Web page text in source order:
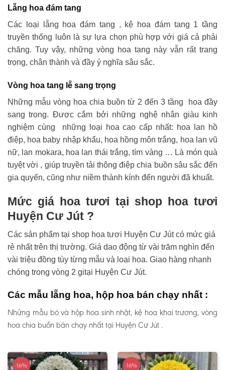
Lẵng hoa đám tang
Các loại lẵng hoa đám tang , kệ hoa đám tang 1 tầng
truyền thống luôn là sự lựa chọn phù hợp với giá cả phải
chăng. Tuy vậy, những vòng hoa tang này vẫn rất trang
trọng, chân thành và đầy ý nghĩa sâu sắc.
Vòng hoa tang lễ sang trọng
Những mẫu vòng hoa chia buồn từ 2 đến 3 tầng hoa đầy
sang trọng. Được cắm bởi những nghệ nhân giàu kinh
nghiệm cùng những loại hoa cao cấp nhất: hoa lan hồ
điệp, hoa baby nhập khẩu, hoa hồng môn trắng, hoa lan vũ
nữ, lan mokara, hoa lan thái trắng, tím vàng … Là món quà
tuyệt vời , giúp truyền tải thông điệp chia buồn sâu sắc đến
gia quyến, cũng như niềm thành kính đến người đã khuất.
Mức giá hoa tươi tại shop hoa tươi
Huyện Cư Jút ?
Các sản phẩm tại shop hoa tươi Huyện Cư Jút có mức giá
rẻ nhất trên thị trường. Giá dao động từ vài trăm nghìn đến
vài triệu đồng tùy từng mẫu và loại hoa. Giao hàng nhanh
chóng trong vòng 2 gitại Huyện Cư Jút.
Các mẫu lẵng hoa, hộp hoa bán chạy nhất :
Những mẫu bó và hộp hoa sinh nhật, kệ hoa khai trương, vòng
hoa chia buồn bán chạy nhất tại Huyện Cư Jút .
-16% -16%